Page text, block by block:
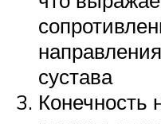
сустава
Конечность